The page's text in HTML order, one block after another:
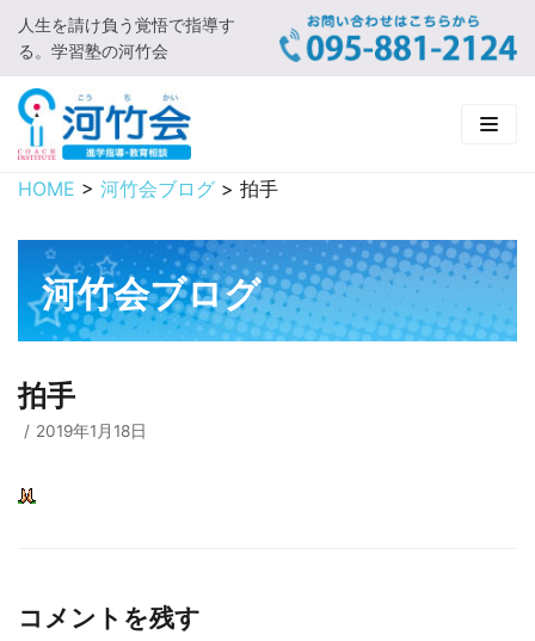
コ
ン
テ
ン
ツ
に
キ
プ
人生を請け負う覚悟で指導す
る。学習塾の河竹会
HOME
新着情報
□ お知らせ
河竹会について
□ 河竹会について
□ 小学部
実 績
HOME > 河竹会ブログ > 拍手
河竹会ブログ
拍手
2019年1月18日
コメントを残す